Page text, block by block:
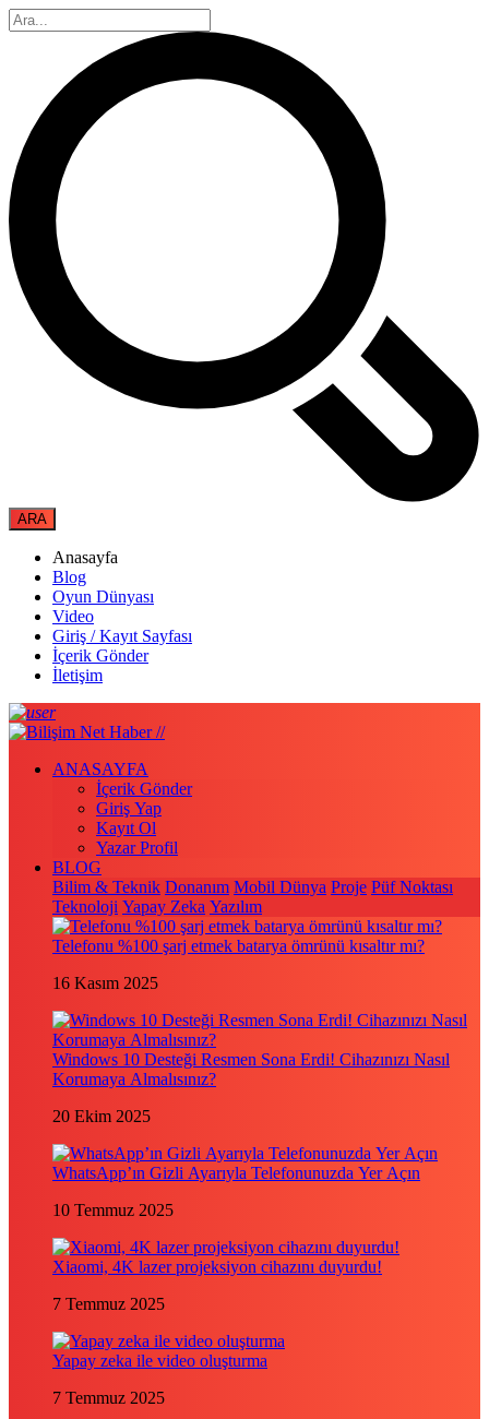
Anasayfa
Blog
Oyun Dünyası
Video
Giriş / Kayıt Sayfası
İçerik Gönder
İletişim
ANASAYFA
İçerik Gönder
Giriş Yap
Kayıt Ol
Yazar Profil
BLOG
Bilim & Teknik Donanım Mobil Dünya Proje Püf Noktası
Teknoloji Yapay Zeka Yazılım
Telefonu %100 şarj etmek batarya ömrünü kısaltır mı?
16 Kasım 2025
Windows 10 Desteği Resmen Sona Erdi! Cihazınızı Nasıl
Korumaya Almalısınız?
20 Ekim 2025
WhatsApp’ın Gizli Ayarıyla Telefonunuzda Yer Açın
10 Temmuz 2025
Xiaomi, 4K lazer projeksiyon cihazını duyurdu!
7 Temmuz 2025
Yapay zeka ile video oluşturma
7 Temmuz 2025